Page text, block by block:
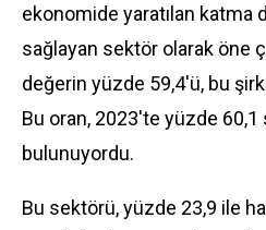
ekonomide yaratılan katma
sağlayan sektör olarak öne
değerin yüzde 59,4'ü, bu
Bu oran, 2023'te yüzde
bulunuyordu.
Bu sektörü, yüzde 23,9 ile